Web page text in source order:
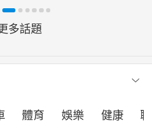
多話題
體育 娛樂 健康